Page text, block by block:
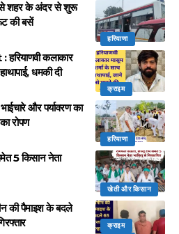
हरियाणा
शहर के अंदर से शुरू
की बसें
क्राइम
कलाकार
धमकी दी
हरियाणा
और पर्यावरण का
रोपण
खेती और किसान
5 किसान नेता
क्राइम
की पैमाइश के बदले